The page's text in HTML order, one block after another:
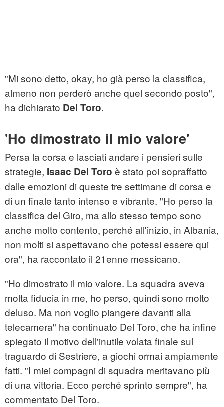
"Mi sono detto, okay, ho già perso la classifica,
almeno non perderò anche quel secondo posto",
ha dichiarato Del Toro.
'Ho dimostrato il mio valore'
Persa la corsa e lasciati andare i pensieri sulle
strategie, Isaac Del Toro è stato poi sopraffatto
dalle emozioni di queste tre settimane di corsa e
di un finale tanto intenso e vibrante. "Ho perso la
classifica del Giro, ma allo stesso tempo sono
anche molto contento, perché all'inizio, in Albania,
non molti si aspettavano che potessi essere qui
ora", ha raccontato il 21enne messicano.
"Ho dimostrato il mio valore. La squadra aveva
molta fiducia in me, ho perso, quindi sono molto
deluso. Ma non voglio piangere davanti alla
telecamera" ha continuato Del Toro, che ha infine
spiegato il motivo dell'inutile volata finale sul
traguardo di Sestriere, a giochi ormai ampiamente
fatti. "I miei compagni di squadra meritavano più
di una vittoria. Ecco perché sprinto sempre", ha
commentato Del Toro.